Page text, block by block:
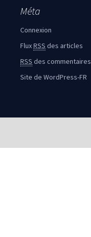
Méta
Connexion
FluxRSS des articles
RSS des commentaires
Site de WordPress-FR